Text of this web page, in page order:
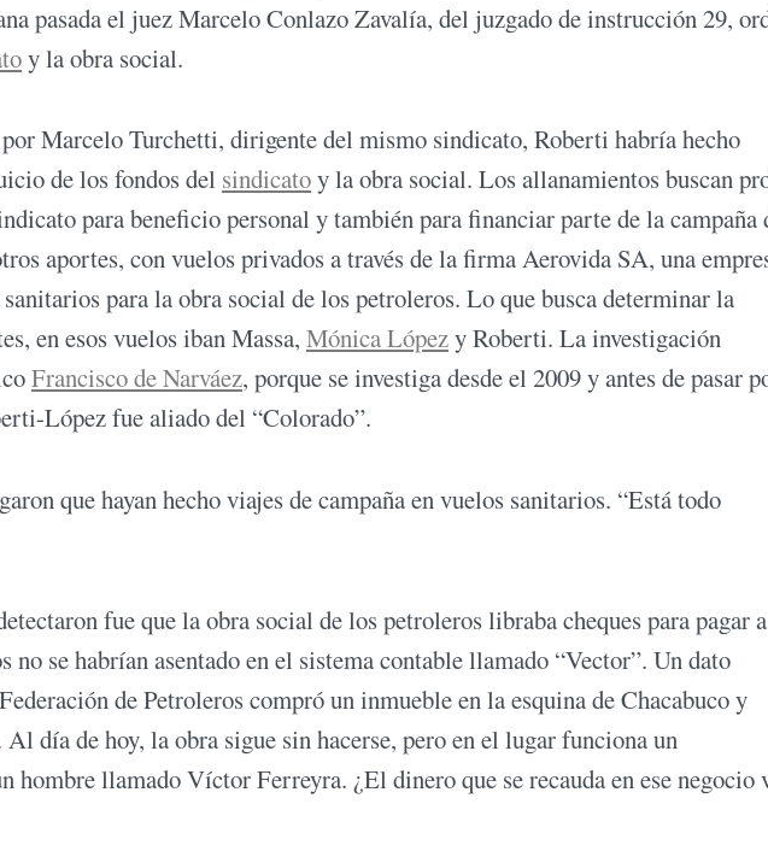
pasada el juez Marcelo Conlazo Zavalía, del juzgado de instrucción 29,
y la obra social.
por Marcelo Turchetti, dirigente del mismo sindicato, Roberti habría hecho
de los fondos del sindicatoy la obra social. Los allanamientos buscan
para beneficio personal y también para financiar parte de la campaña
aportes, con vuelos privados a través de la firma Aerovida SA, una
para la obra social de los petroleros. Lo que busca determinar la
en esos vuelos iban Massa, Mónica Lópezy Roberti. La investigación
Francisco de Narváez, porque se investiga desde el 2009 y antes de pasar
López fue aliado del “Colorado”.
que hayan hecho viajes de campaña en vuelos sanitarios. “Está todo
fue que la obra social de los petroleros libraba cheques para pagar a
no se habrían asentado en el sistema contable llamado “Vector”. Un dato
de Petroleros compró un inmueble en la esquina de Chacabuco y
día de hoy, la obra sigue sin hacerse, pero en el lugar funciona un
hombre llamado Víctor Ferreyra. ¿El dinero que se recauda en ese negocio